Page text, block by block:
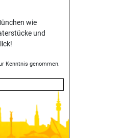
wie
und
Kenntnis genommen.